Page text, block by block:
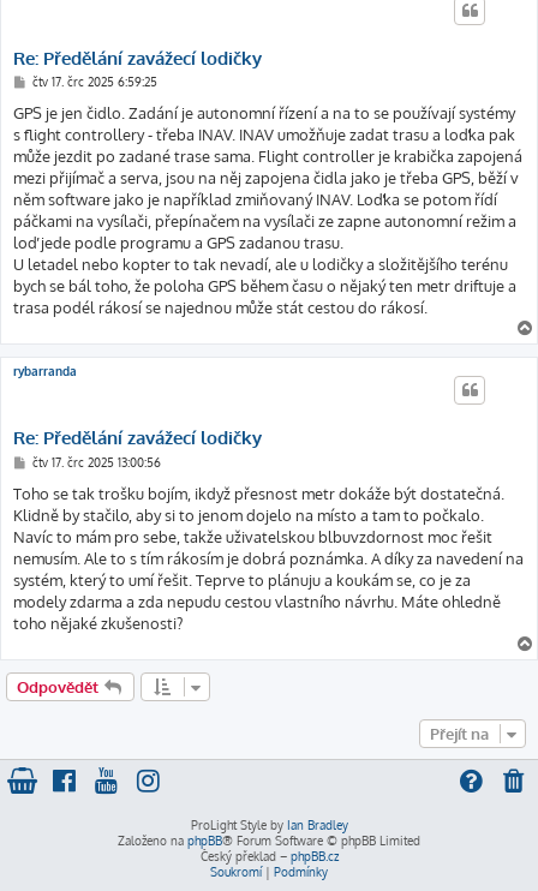
Re: Předělání zavážecí lodičky
P
í
p
ě
v
e
k
čtv 17. črc 2025 6:59:25
GPS je jen čidlo. Zadání je autonomní řízení a na to se používají systémy
s flight controllery - třeba INAV. INAV umožňuje zadat trasu a loďka pak
může jezdit po zadané trase sama. Flight controller je krabička zapojená
mezi přijímač a serva, jsou na něj zapojena čidla jako je třeba GPS, běží v
něm software jako je například zmiňovaný INAV. Loďka se potom řídí
páčkami na vysílači, přepínačem na vysílači ze zapne autonomní režim a
loď jede podle programu a GPS zadanou trasu.
U letadel nebo kopter to tak nevadí, ale u lodičky a složitějšího terénu
bych se bál toho, že poloha GPS během času o nějaký ten metr driftuje a
trasa podél rákosí se najednou může stát cestou do rákosí.
rybarranda
Re: Předělání zavážecí lodičky
P
í
s
p
ě
v
e
k
čtv 17. črc 2025 13:00:56
Toho se tak trošku bojím, ikdyž přesnost metr dokáže být dostatečná.
Klidně by stačilo, aby si to jenom dojelo na místo a tam to počkalo.
Navíc to mám pro sebe, takže uživatelskou blbuvzdornost moc řešit
nemusím. Ale to s tím rákosím je dobrá poznámka. A díky za navedení na
systém, který to umí řešit. Teprve to plánuju a koukám se, co je za
modely zdarma a zda nepudu cestou vlastního návrhu. Máte ohledně
toho nějaké zkušenosti?
Odpovědět
Přejít na
ProLight Style by Ian Bradley
Založeno na phpBB® Forum Software © phpBB Limited
Český překlad – phpBB.cz
Soukromí| Podmínky